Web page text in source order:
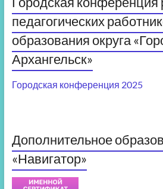
педагогических
образования округа
Архангельск»
Городская конференция 2025
Дополнительное
«Навигатор»